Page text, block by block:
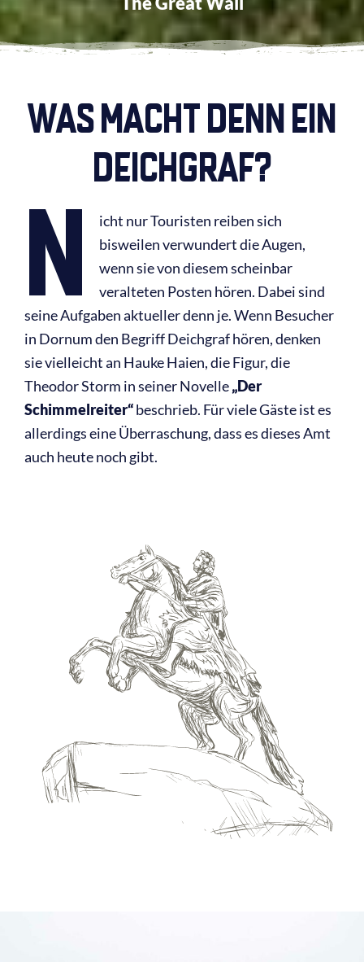
WAS MACHT DENN EIN
DEICHGRAF?
N
icht nur Touristen reiben sich
bisweilen verwundert die Augen,
wenn sie von diesem scheinbar
veralteten Posten hören. Dabei sind
seine Aufgaben aktueller denn je. Wenn Besucher
in Dornum den Begriff Deichgraf hören, denken
sie vielleicht an Hauke Haien, die Figur, die
Theodor Storm in seiner Novelle„Der
Schimmelreiter“beschrieb. Für viele Gäste ist es
allerdings eine Überraschung, dass es dieses Amt
auch heute noch gibt.